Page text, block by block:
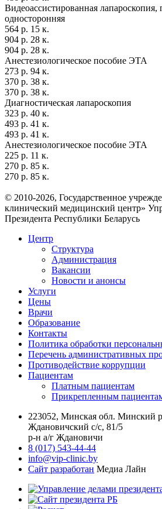
Видеоассистированная лапароскопия,
односторонняя
564 р. 15 к.
904 р. 28 к.
904 р. 28 к.
Анестезиологическое пособие ЭТА
273 р. 94 к.
370 р. 38 к.
370 р. 38 к.
Диагностическая лапароскопия
323 р. 40 к.
493 р. 41 к.
493 р. 41 к.
Анестезиологическое пособие ЭТА
225 р. 11 к.
270 р. 85 к.
270 р. 85 к.
© 2010-2026, Государственное
клинический медицинский центр»
Президента Республики Беларусь
Центр
Структура
Администрация
Вакансии
Новости и анонсы
Услуги
Цены
Врачи
Образование
Контакты
Политика обработки
Перечень административных
Противодействие коррупции
Пациентам
Платным пациентам
Прикрепленным
223052, Минская обл. Минский
Ждановичский с/с, 81/5
р-н а/г Ждановичи
8 (017) 543-44-44
info@vip-clinic.by
Сайт разработан Медиа Лайн